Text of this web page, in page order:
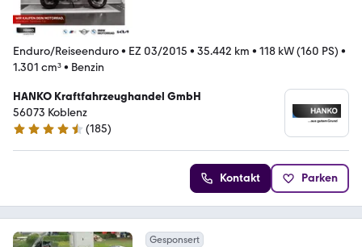
Enduro/Reiseenduro• EZ 03/2015 • 35.442 km • 118 kW (160 PS) •
1.301 cm³• Benzin
HANKO Kraftfahrzeughandel GmbH
56073 Koblenz
4.6 Sterne
(185)
Kontakt Parken
Gesponsert